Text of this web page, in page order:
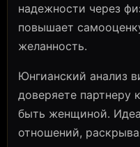
надежности через
повышает
желанность.
Юнгианский анализ
доверяете партнеру
быть женщиной.
отношений,